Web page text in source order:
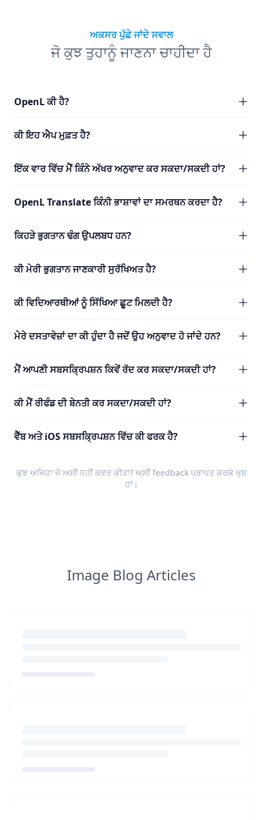
ਅਕਸਰ ਪੁੱਛੇ ਜਾਂਦੇ ਸਵਾਲ
ਜੋ ਕੁਝ ਤੁਹਾਨੂੰ ਜਾਣਨਾ ਚਾਹੀਦਾ ਹੈ
OpenL ਕੀ ਹੈ?
ਕੀ ਇਹ ਐਪ ਮੁਫ਼ਤ ਹੈ?
ਇੱਕ ਵਾਰ ਵਿੱਚ ਮੈਂ ਕਿੰਨੇ ਅੱਖਰ ਅਨੁਵਾਦ ਕਰ ਸਕਦਾ/ਸਕਦੀ ਹਾਂ?
OpenL Translate ਕਿੰਨੀ ਭਾਸ਼ਾਵਾਂ ਦਾ ਸਮਰਥਨ ਕਰਦਾ ਹੈ?
ਕਿਹੜੇ ਭੁਗਤਾਨ ਢੰਗ ਉਪਲਬਧ ਹਨ?
ਕੀ ਮੇਰੀ ਭੁਗਤਾਨ ਜਾਣਕਾਰੀ ਸੁਰੱਖਿਅਤ ਹੈ?
ਕੀ ਵਿਦਿਆਰਥੀਆਂ ਨੂੰ ਸਿੱਖਿਆ ਛੂਟ ਮਿਲਦੀ ਹੈ?
ਮੇਰੇ ਦਸਤਾਵੇਜ਼ਾਂ ਦਾ ਕੀ ਹੁੰਦਾ ਹੈ ਜਦੋਂ ਉਹ ਅਨੁਵਾਦ ਹੋ ਜਾਂਦੇ ਹਨ?
ਮੈਂ ਆਪਣੀ ਸਬਸਕ੍ਰਿਪਸ਼ਨ ਕਿਵੇਂ ਰੱਦ ਕਰ ਸਕਦਾ/ਸਕਦੀ ਹਾਂ?
ਕੀ ਮੈਂ ਰੀਫੰਡ ਦੀ ਬੇਨਤੀ ਕਰ ਸਕਦਾ/ਸਕਦੀ ਹਾਂ?
ਵੈੱਬ ਅਤੇ iOS ਸਬਸਕ੍ਰਿਪਸ਼ਨ ਵਿੱਚ ਕੀ ਫਰਕ ਹੈ?
ਕੁਝ ਅਜਿਹਾ ਜੋ ਅਸੀਂ ਨਹੀਂ ਕਵਰ ਕੀਤਾ? ਅਸੀਂfeedback ਪ੍ਰਾਪਤ ਕਰਕੇ ਖੁਸ਼
ਹਾਂ।
Image Blog Articles